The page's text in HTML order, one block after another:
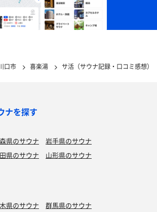
口市 喜楽湯 サ活（サウナ記録・口コミ感想）
ナを探す
県のサウナ
岩手県のサウナ
県のサウナ
山形県のサウナ
県のサウナ
群馬県のサウナ